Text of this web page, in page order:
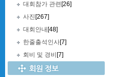
대회참가 관련 [26]
사진 [267]
대회안내 [48]
한줄출석인사[7]
회비 및 경비 [7]